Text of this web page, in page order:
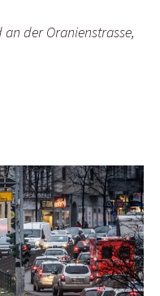
der Oranienstrasse,